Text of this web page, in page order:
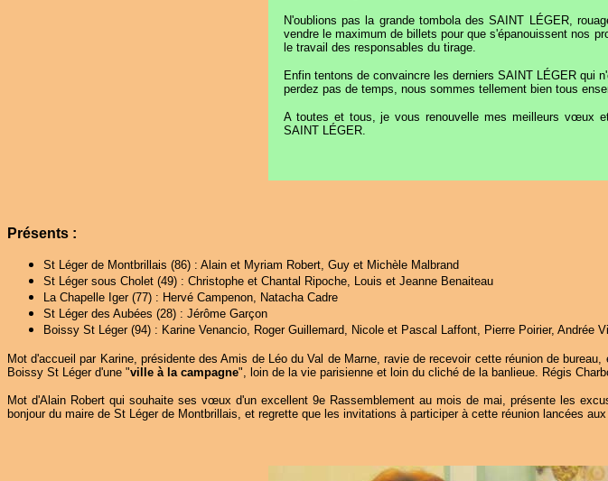
N'oublions pas la grande tombola des SAINT LÉGER,
vendre le maximum de billets pour que s'épanouissent nos
le travail des responsables du tirage.
Enfin tentons de convaincre les derniers SAINT LÉGER qui
perdez pas de temps, nous sommes tellement bien tous
A toutes et tous, je vous renouvelle mes meilleurs vœux
SAINT LÉGER.
Présents :
St Léger de Montbrillais (86) : Alain et Myriam Robert, Guy et Michèle Malbrand
St Léger sous Cholet (49) : Christophe et Chantal Ripoche, Louis et Jeanne Benaiteau
La Chapelle Iger (77) : Hervé Campenon, Natacha Cadre
St Léger des Aubées (28) : Jérôme Garçon
Boissy St Léger (94) : Karine Venancio, Roger Guillemard, Nicole et Pascal Laffont, Pierre Poirier, Andrée
Mot d'accueil par Karine, présidente des Amis de Léo du Val de Marne, ravie de recevoir cette réunion de
Boissy St Léger d'une "ville à la campagne", loin de la vie parisienne et loin du cliché de la banlieue. Régis
Mot d'Alain Robert qui souhaite ses vœux d'un excellent 9e Rassemblement au mois de mai, présente les
bonjour du maire de St Léger de Montbrillais, et regrette que les invitations à participer à cette réunion lancées